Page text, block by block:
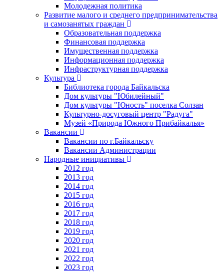
Молодежная политика
Развитие малого и среднего предпринимательства
и самозанятых граждан
Образовательная поддержка
Финансовая поддержка
Имущественная поддержка
Информационная поддержка
Инфраструктурная поддержка
Культура
Библиотека города Байкальска
Дом культуры "Юбилейный"
Дом культуры "Юность" поселка Солзан
Культурно-досуговый центр "Радуга"
Музей «Природа Южного Прибайкалья»
Вакансии
Вакансии по г.Байкальску
Вакансии Администрации
Народные инициативы
2012 год
2013 год
2014 год
2015 год
2016 год
2017 год
2018 год
2019 год
2020 год
2021 год
2022 год
2023 год